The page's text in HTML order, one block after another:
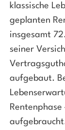
klassische
geplanten
insgesamt
seiner
aufgebaut.